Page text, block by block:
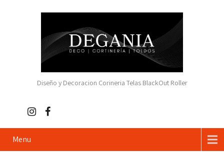
Diseño y Decoracion Corineria Telas BlackOut Roller
Menu